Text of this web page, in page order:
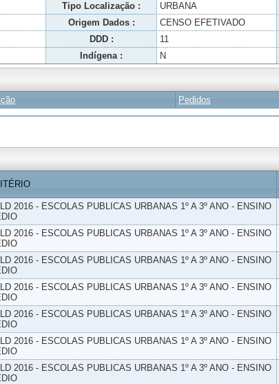
Tipo Localização : URBANA
Origem Dados : CENSO EFETIVADO
DDD : 11
Indígena : N
Pedidos
2016 - ESCOLAS PUBLICAS URBANAS 1º A 3º ANO - ENSINO
2016 - ESCOLAS PUBLICAS URBANAS 1º A 3º ANO - ENSINO
2016 - ESCOLAS PUBLICAS URBANAS 1º A 3º ANO - ENSINO
2016 - ESCOLAS PUBLICAS URBANAS 1º A 3º ANO - ENSINO
2016 - ESCOLAS PUBLICAS URBANAS 1º A 3º ANO - ENSINO
2016 - ESCOLAS PUBLICAS URBANAS 1º A 3º ANO - ENSINO
2016 - ESCOLAS PUBLICAS URBANAS 1º A 3º ANO - ENSINO